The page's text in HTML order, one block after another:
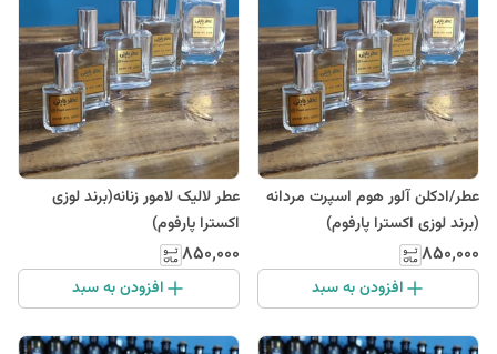
عطر/ادکلن آلور هوم اسپرت مردانه
(برند لوزی اکسترا پارفوم)
۸۵۰٬۰۰۰
افزودن به سبد
عطر لالیک لامور زنانه(برند لوزی
اکسترا پارفوم)
۸۵۰٬۰۰۰
افزودن به سبد